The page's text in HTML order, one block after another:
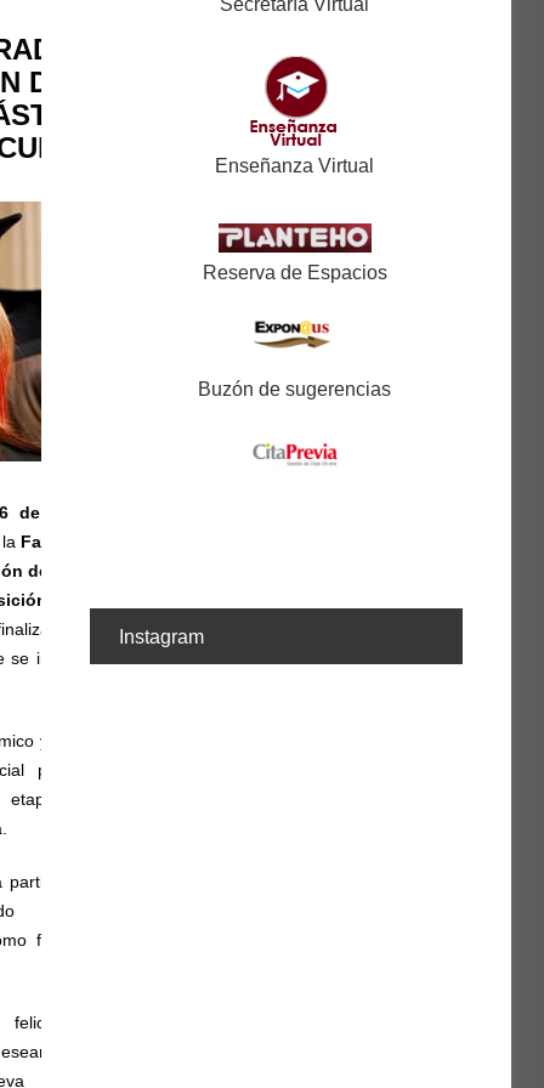
E
DE BECAS
DE
de octubre
Facultad de Ciencias
de Actos)
de becas
los estudios de
se imparten en nuestro
y festivo, supone un
para el alumnado,
decisiva en su
del equipo
y representantes
familiares y amigos
felicitar a todas las
el mayor de los
etapa personal y
Secretaría Virtual
Enseñanza Virtual
Reserva de Espacios
Buzón de sugerencias
Instagram